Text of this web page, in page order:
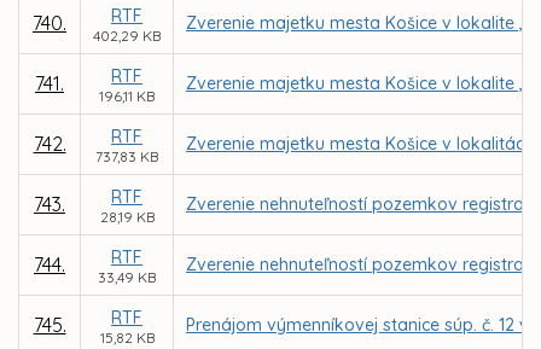
740. RTF
402,29 KB
Zverenie majetku mesta Košice v lokalite
741. RTF
196,11 KB
Zverenie majetku mesta Košice v lokalite
742. RTF
737,83 KB
Zverenie majetku mesta Košice v lokalitách
743. RTF
28,19 KB
Zverenie nehnuteľností pozemkov registra
744. RTF
33,49 KB
Zverenie nehnuteľností pozemkov registra
745. RTF
15,82 KB
Prenájom výmenníkovej stanice súp. č. 12 v